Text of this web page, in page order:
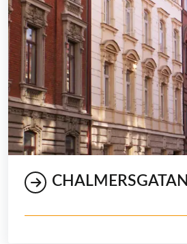
CHALMERSGATAN